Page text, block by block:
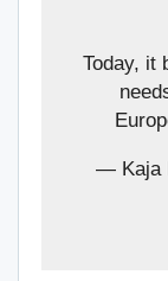
Today, it
— Kaja